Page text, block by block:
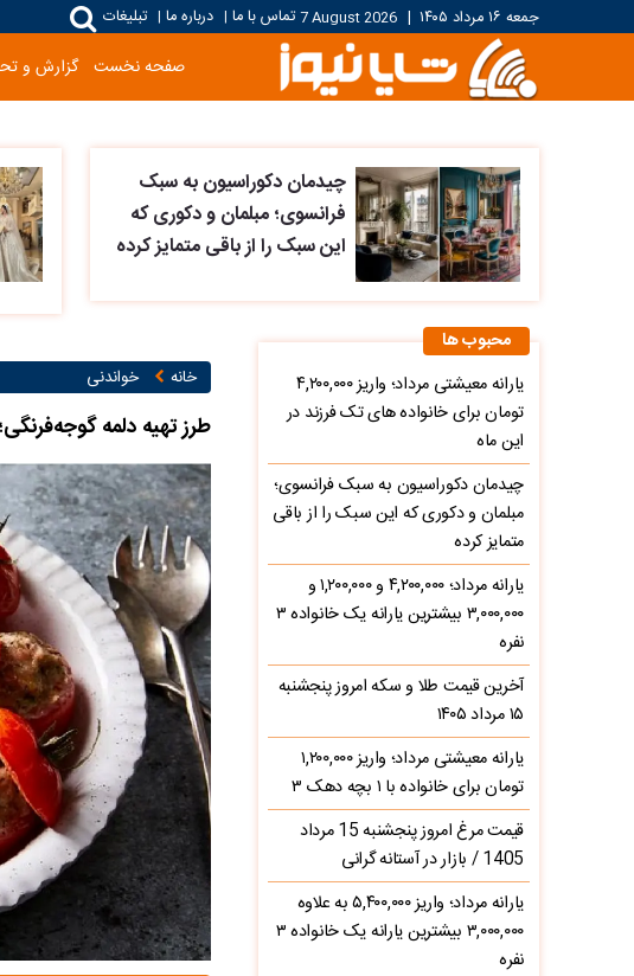
جمعه ۱۶ مرداد ۱۴۰۵ |
7 August 2026تماس با ما | درباره ما | تبلیغات
صفحه نخست گزارش و
چیدمان دکوراسیون به سبک
فرانسوی؛ مبلمان و دکوری که
این سبک را از باقی متمایز کرده
خانه خواندنی
طرز تهیه دلمه
محبوب ها
یارانه معیشتی مرداد؛ واریز ۴,۲۰۰,۰۰۰
تومان برای خانواده های تک فرزند در
این ماه
چیدمان دکوراسیون به سبک فرانسوی؛
مبلمان و دکوری که این سبک را از باقی
متمایز کرده
یارانه مرداد؛ ۴,۲۰۰,۰۰۰ و ۱,۲۰۰,۰۰۰ و
۳,۰۰۰,۰۰۰ بیشترین یارانه یک خانواده ۳
نفره
آخرین قیمت طلا و سکه امروز پنجشنبه
۱۵ مرداد ۱۴۰۵
یارانه معیشتی مرداد؛ واریز ۱,۲۰۰,۰۰۰
تومان برای خانواده با ۱ بچه دهک ۳
قیمت مرغ امروز پنجشنبه 15 مرداد
1405 / بازار در آستانه گرانی
یارانه مرداد؛ واریز ۵,۴۰۰,۰۰۰ به علاوه
۳,۰۰۰,۰۰۰ بیشترین یارانه یک خانواده ۳
نفره